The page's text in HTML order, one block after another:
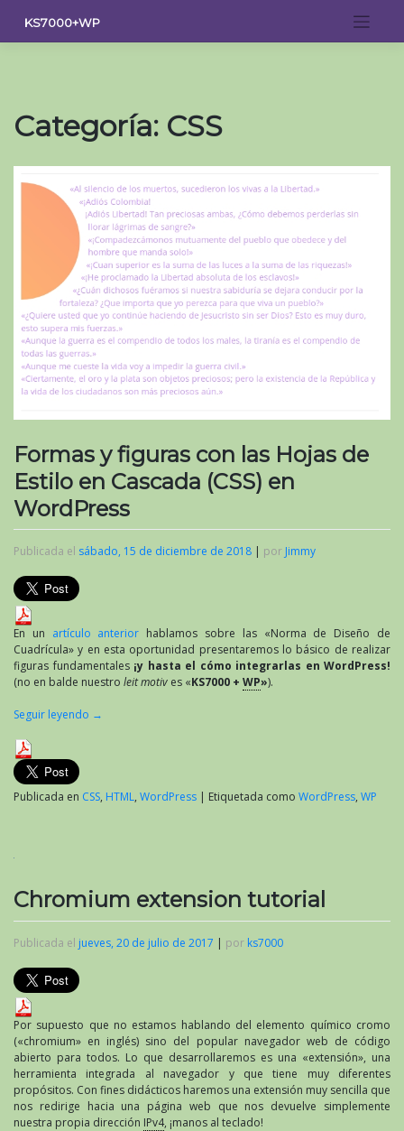
contenido
KS7000+WP
Categoría: CSS
Formas y figuras con las Hojas de
Estilo en Cascada (CSS) en
WordPress
Publicada el sábado, 15 de diciembre de 2018 | por Jimmy
En un artículo anterior hablamos sobre las «Norma de Diseño de
Cuadrícula» y en esta oportunidad presentaremos lo básico de realizar
figuras fundamentales ¡y hasta el cómo integrarlas en WordPress!
(no en balde nuestro leit motiv es «KS7000 + WP»).
Seguir leyendo →
Publicada en CSS, HTML, WordPress | Etiquetada como WordPress, WP
Chromium extension tutorial
Publicada el jueves, 20 de julio de 2017 | por ks7000
Por supuesto que no estamos hablando del elemento químico cromo
(«chromium» en inglés) sino del popular navegador web de código
abierto para todos. Lo que desarrollaremos es una «extensión», una
herramienta integrada al navegador y que tiene muy diferentes
propósitos. Con fines didácticos haremos una extensión muy sencilla que
nos redirige hacia una página web que nos devuelve simplemente
nuestra propia dirección IPv4, ¡manos al teclado!